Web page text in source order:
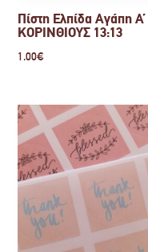
Πίστη Ελπίδα Αγάπη Α’
ΚΟΡΙΝΘΙΟΥΣ 13:13
1.00€